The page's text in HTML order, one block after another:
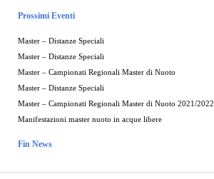
Prossimi Eventi
Master – Distanze Speciali
Master – Distanze Speciali
Master – Campionati Regionali Master di Nuoto
Master – Distanze Speciali
Master – Campionati Regionali Master di Nuoto 2021/2022
Manifestazioni master nuoto in acque libere
Fin News